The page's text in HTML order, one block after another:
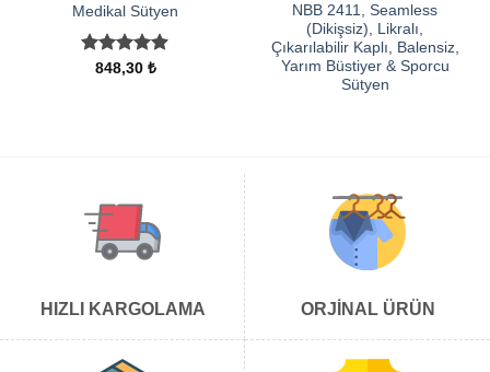
Medikal Sütyen
5 üzerinden
848,30 ₺
NBB 2411, Seamless
(Dikişsiz), Likralı,
Çıkarılabilir Kaplı, Balensiz,
Yarım Büstiyer & Sporcu
Sütyen
HIZLI KARGOLAMA ORJİNAL ÜRÜN